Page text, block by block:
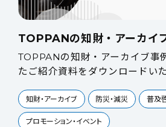
TOPPANの知財・アーカイ
TOPPANの知財・アーカイブ事
たご紹介資料をダウンロードい
知財・アーカイブ 防災・減災 普及
プロモーション・イベント